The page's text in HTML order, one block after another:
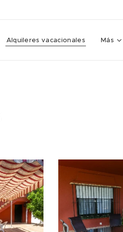
Alquileres vacacionales Más